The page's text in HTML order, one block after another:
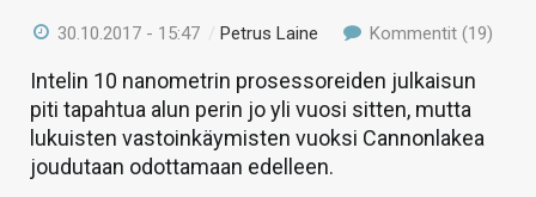
30.10.2017 - 15:47 /Petrus Laine Kommentit (19)
Intelin 10 nanometrin prosessoreiden julkaisun
piti tapahtua alun perin jo yli vuosi sitten, mutta
lukuisten vastoinkäymisten vuoksi Cannonlakea
joudutaan odottamaan edelleen.